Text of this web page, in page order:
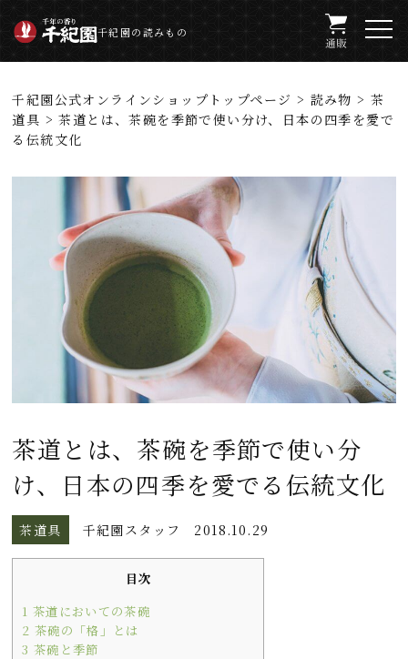
千紀園の読みもの
千紀園公式オンラインショップトップページ > 読み物 >茶
道具 > 茶道とは、茶碗を季節で使い分け、日本の四季を愛で
る伝統文化
茶道とは、茶碗を季節で使い分
け、日本の四季を愛でる伝統文化
茶道具 千紀園スタッフ 2018.10.29
目次
1 茶道においての茶碗
2 茶碗の「格」とは
3 茶碗と季節